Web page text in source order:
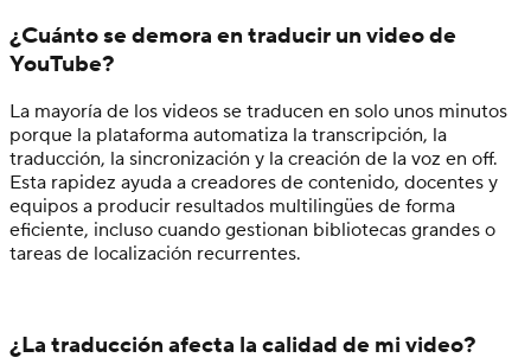
¿Cuánto se demora en traducir un video de
YouTube?
La mayoría de los videos se traducen en solo unos minutos
porque la plataforma automatiza la transcripción, la
traducción, la sincronización y la creación de la voz en off.
Esta rapidez ayuda a creadores de contenido, docentes y
equipos a producir resultados multilingües de forma
eficiente, incluso cuando gestionan bibliotecas grandes o
tareas de localización recurrentes.
¿La traducción afecta la calidad de mi video?